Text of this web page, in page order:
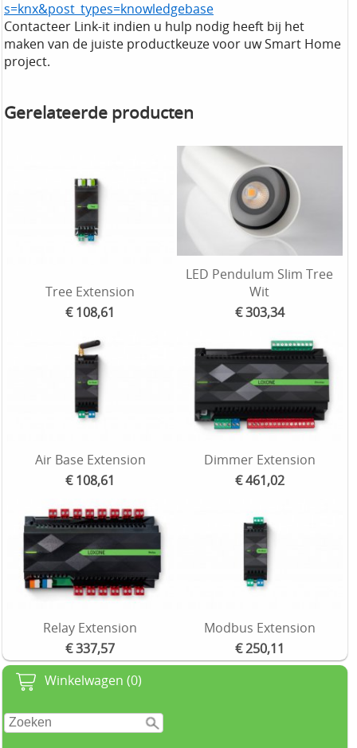
Winkelwagen (0)
s=knx&post_types=knowledgebase
Contacteer Link-it indien u hulp nodig heeft bij het
maken van de juiste productkeuze voor uw Smart Home
project.
Gerelateerde producten
Tree Extension
€ 108,61
LED Pendulum Slim Tree
Wit
€ 303,34
Air Base Extension
€ 108,61
Dimmer Extension
€ 461,02
Relay Extension
€ 337,57
Modbus Extension
€ 250,11